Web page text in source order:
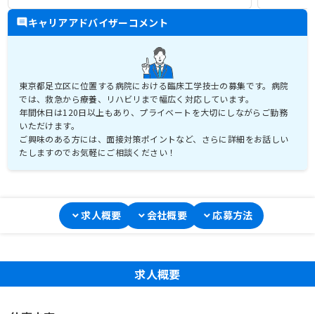
キャリアアドバイザーコメント
東京都足立区に位置する病院における臨床工学技士の募集です。病院
では、救急から療養、リハビリまで幅広く対応しています。
年間休日は120日以上もあり、プライベートを大切にしながらご勤務
いただけます。
ご興味のある方には、面接対策ポイントなど、さらに詳細をお話しい
たしますのでお気軽にご相談ください！
求人概要 会社概要 応募方法
求人概要